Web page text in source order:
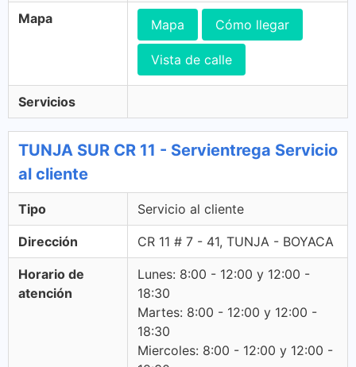
Mapa Mapa Cómo llegar
Vista de calle
Servicios
TUNJA SUR CR 11 - Servientrega Servicio
al cliente
Tipo Servicio al cliente
Dirección CR 11 # 7 - 41, TUNJA - BOYACA
Horario de
atención
Lunes: 8:00 - 12:00 y 12:00 -
18:30
Martes: 8:00 - 12:00 y 12:00 -
18:30
Miercoles: 8:00 - 12:00 y 12:00 -